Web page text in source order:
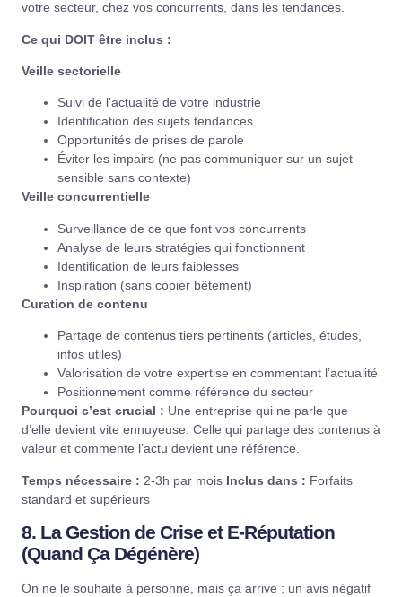
votre secteur, chez vos concurrents, dans les tendances.
Ce qui DOIT être inclus :
Veille sectorielle
Suivi de l’actualité de votre industrie
Identification des sujets tendances
Opportunités de prises de parole
Éviter les impairs (ne pas communiquer sur un sujet
sensible sans contexte)
Veille concurrentielle
Surveillance de ce que font vos concurrents
Analyse de leurs stratégies qui fonctionnent
Identification de leurs faiblesses
Inspiration (sans copier bêtement)
Curation de contenu
Partage de contenus tiers pertinents (articles, études,
infos utiles)
Valorisation de votre expertise en commentant l’actualité
Positionnement comme référence du secteur
Pourquoi c’est crucial : Une entreprise qui ne parle que
d’elle devient vite ennuyeuse. Celle qui partage des contenus à
valeur et commente l’actu devient une référence.
Temps nécessaire : 2-3h par mois Inclus dans : Forfaits
standard et supérieurs
8. La Gestion de Crise et E-Réputation
(Quand Ça Dégénère)
On ne le souhaite à personne, mais ça arrive : un avis négatif